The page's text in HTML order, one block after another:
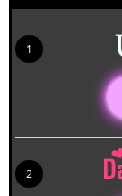
1
2